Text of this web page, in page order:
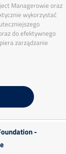
Managerowie oraz
wykorzystać
do efektywnego
zarządzanie
-